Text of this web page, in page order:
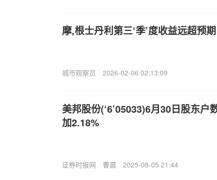
摩,根士丹利第三‘季’度收益远超预期
城市观察员 2026-02-06 02:13:09
美邦股份(‘6’05033)6月30日股东户
加2.18%
证券时报网 曹晨 2025-08-05 21:44